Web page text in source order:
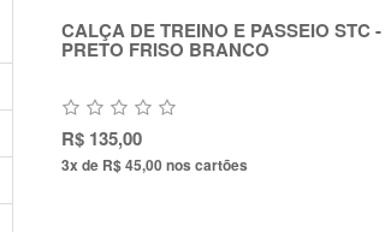
CALÇA DE TREINO E PASSEIO STC -
PRETO FRISO BRANCO
R$ 135,00
3x de R$ 45,00nos cartões